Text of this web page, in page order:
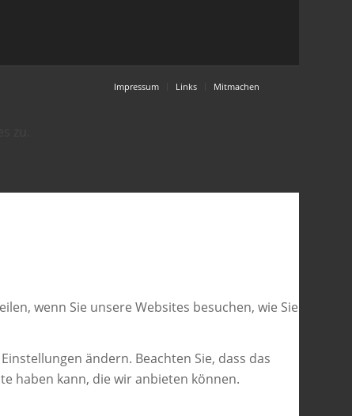
Impressum Links Mitmachen
wenn Sie unsere Websites besuchen, wie Sie
ändern. Beachten Sie, dass das
haben kann, die wir anbieten können.